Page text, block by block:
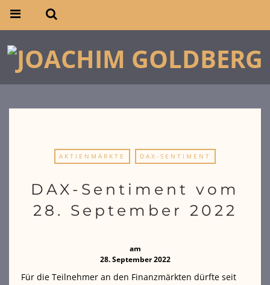
AKTIENMÄRKTE DAX-SENTIMENT
DAX-Sentiment vom
28. September 2022
am
28. September 2022
Für die Teilnehmer an den Finanzmärkten dürfte seit